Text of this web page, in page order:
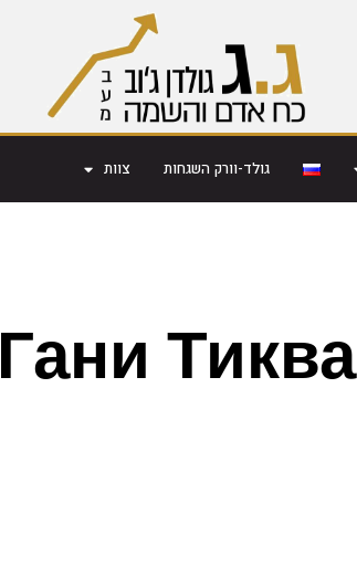
גולד-וורק השגחות צוות
Гани Тиква